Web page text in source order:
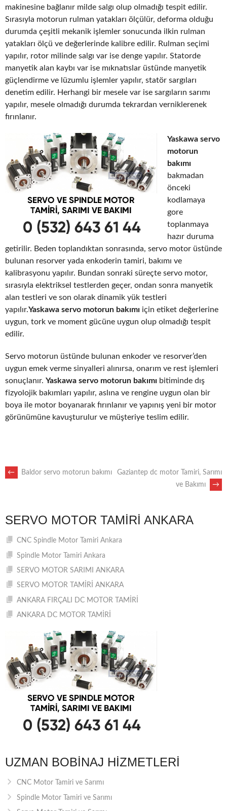
makinesine bağlanır milde salgı olup olmadığı tespit edilir.
Sırasıyla motorun rulman yatakları ölçülür, deforma olduğu
durumda çeşitli mekanik işlemler sonucunda ilkin rulman
yatakları ölçü ve değerlerinde kalibre edilir. Rulman seçimi
yapılır, rotor milinde salgı var ise denge yapılır. Statorde
manyetik alan kaybı var ise mıknatıslar üstünde manyetik
güçlendirme ve lüzumlu işlemler yapılır, statör sargıları
denetim edilir. Herhangi bir mesele var ise sargıların sarımı
yapılır, mesele olmadığı durumda tekrardan verniklerenek
fırınlanır.
Yaskawa servo
motorun
bakımı
bakmadan
önceki
kodlamaya
gore
toplanmaya
hazır duruma
getirilir. Beden toplandıktan sonrasında, servo motor üstünde
bulunan resorver yada enkoderin tamiri, bakımı ve
kalibrasyonu yapılır. Bundan sonraki süreçte servo motor,
sırasıyla elektriksel testlerden geçer, ondan sonra manyetik
alan testleri ve son olarak dinamik yük testleri
yapılır.Yaskawa servo motorun bakımı için etiket değerlerine
uygun, tork ve moment gücüne uygun olup olmadığı tespit
edilir.
Servo motorun üstünde bulunan enkoder ve resorver’den
uygun emek verme sinyalleri alınırsa, onarım ve rest işlemleri
sonuçlanır. Yaskawa servo motorun bakımı bitiminde dış
fizyolojik bakımları yapılır, aslına ve rengine uygun olan bir
boya ile motor boyanarak fırınlanır ve yapınış yeni bir motor
görünümüne kavuşturulur ve müşteriye teslim edilir.
POST
← Baldor servo motorun bakımı
Gaziantep dc motor Tamiri, Sarımı
ve Bakımı
→
SERVO MOTOR TAMIRI ANKARA
CNC Spindle Motor Tamiri Ankara
Spindle Motor Tamiri Ankara
SERVO MOTOR SARIMI ANKARA
SERVO MOTOR TAMİRİ ANKARA
ANKARA FIRÇALI DC MOTOR TAMİRİ
ANKARA DC MOTOR TAMİRİ
UZMAN BOBINAJ HIZMETLERI
CNC Motor Tamiri ve Sarımı
Spindle Motor Tamiri ve Sarımı